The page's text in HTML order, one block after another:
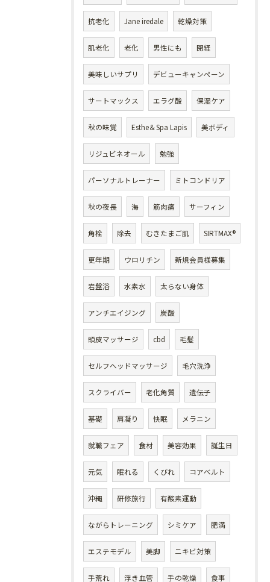
抗老化 Jane iredale 乾燥対策
肌老化 老化 男性にも 閉経
美味しいサプリ デビューキャンペーン
サートマックス エラグ酸 保湿ケア
秋の味覚 Esthe＆Spa Lapis 美ボディ
リジュビネオール 勉強
パーソナルトレーナー ミトコンドリア
秋の夜長 海 筋肉痛 サーフィン
角栓 除去 むきたまご肌 SIRTMAX®
更年期 ウロリチン 新規会員様募集
岩盤浴 水素水 太らない身体
アンチエイジング 炭酸
頭皮マッサージ cbd 毛髪
セルフヘッドマッサージ 毛穴洗浄
スクライバー 老化角質 遺伝子
基礎 肩凝り 快眠 メラニン
就職フェア 食材 美容効果 誕生日
元気 眠れる くびれ コアベルト
沖縄 研修旅行 有酸素運動
ながらトレーニング シミケア 肥満
エステモデル 美脚 ニキビ対策
手荒れ 浮き血管 手の乾燥 食事